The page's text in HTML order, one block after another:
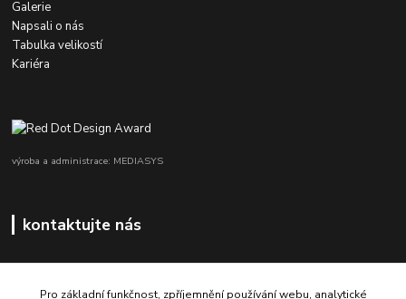
Galerie
Napsali o nás
Tabulka velikostí
Kariéra
výroba a administrace: MEDIASYS
kontaktujte nás
Pro základní funkčnost, zpříjemnění používání webu, analytické